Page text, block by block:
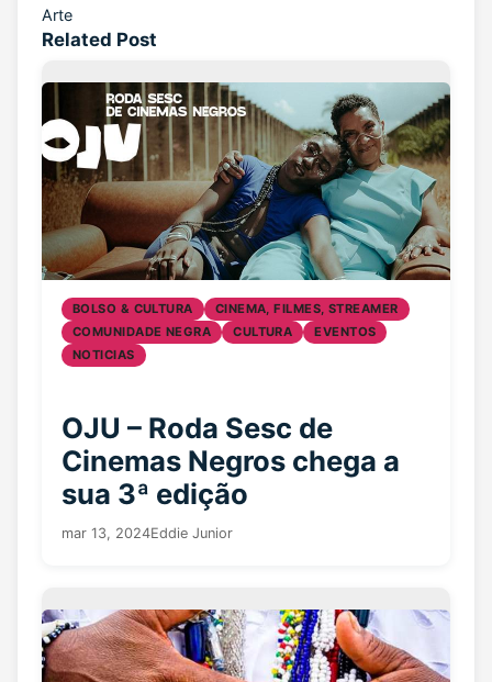
Arte
Related Post
BOLSO & CULTURA
CINEMA, FILMES, STREAMER
COMUNIDADE NEGRA
CULTURA
EVENTOS
NOTICIAS
OJU – Roda Sesc de
Cinemas Negros chega a
sua 3ª edição
mar 13, 2024Eddie Junior